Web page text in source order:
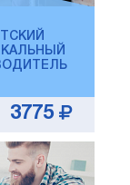
3775